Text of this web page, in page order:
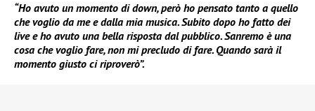
“Ho avuto un momento di down, però ho pensato tanto a quello
che voglio da me e dalla mia musica. Subito dopo ho fatto dei
live e ho avuto una bella risposta dal pubblico. Sanremo è una
cosa che voglio fare, non mi precludo di fare. Quando sarà il
momento giusto ci riproverò”.